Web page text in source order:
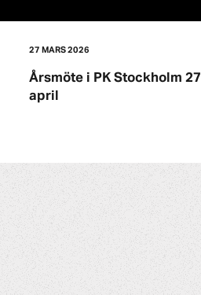
27 MARS 2026
Årsmöte i PK Stockholm 27
april